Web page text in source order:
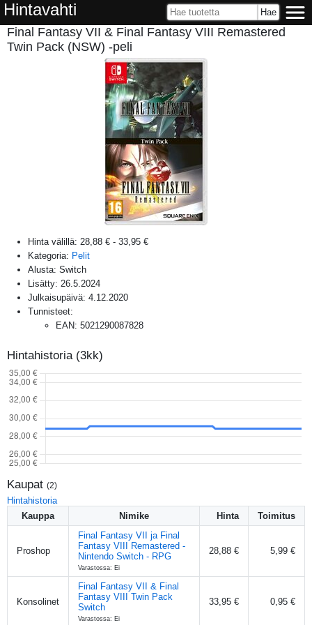
Hintavahti
Final Fantasy VII & Final Fantasy VIII Remastered
Twin Pack (NSW) -peli
Hinta välillä: 28,88 € - 33,95 €
Kategoria: Pelit
Alusta: Switch
Lisätty: 26.5.2024
Julkaisupäivä: 4.12.2020
Tunnisteet:
EAN: 5021290087828
Hintahistoria (3kk)
Kaupat (2)
Hintahistoria
Kauppa
Nimike Hinta Toimitus
Proshop
Final Fantasy VII ja Final
Fantasy VIII Remastered -
Nintendo Switch - RPG
Varastossa: Ei
28,88 € 5,99 €
Konsolinet
Final Fantasy VII & Final
Fantasy VIII Twin Pack
Switch
Varastossa: Ei
33,95 € 0,95 €